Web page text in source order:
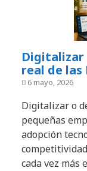
Digitalizar
real de las
6 mayo, 2026
Digitalizar o
pequeñas
adopción
cada vez más